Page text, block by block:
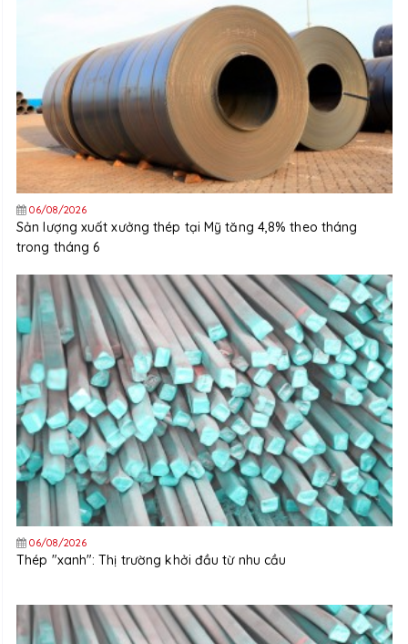
06/08/2026
Sản lượng xuất xưởng thép tại Mỹ tăng 4,8% theo tháng
trong tháng 6
06/08/2026
Thép "xanh": Thị trường khởi đầu từ nhu cầu